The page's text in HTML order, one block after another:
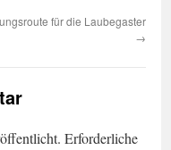
für die Laubegaster
→
Erforderliche